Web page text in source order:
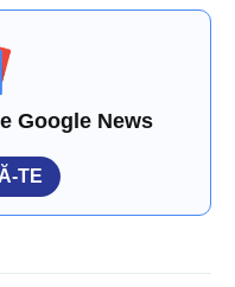
Google News
TE